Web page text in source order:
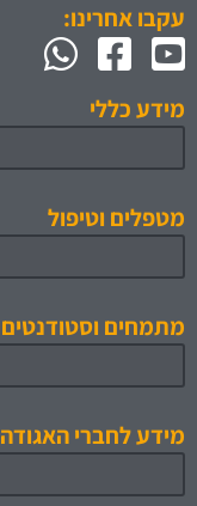
עקבו אחרינו:
מידע כללי
מטפלים וטיפול
מתמחים וסטודנטים
מידע לחברי האגודה